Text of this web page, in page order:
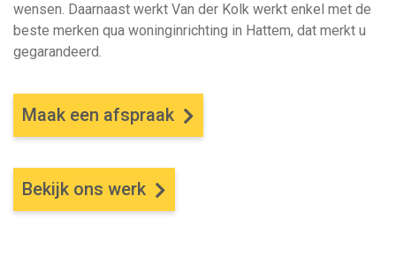
wensen. Daarnaast werkt Van der Kolk werkt enkel met de
beste merken qua woninginrichting in Hattem, dat merkt u
gegarandeerd.
Maak een afspraak
Bekijk ons werk